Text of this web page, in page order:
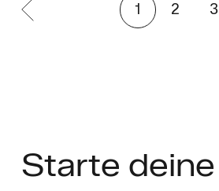
1 2 3
Starte deine